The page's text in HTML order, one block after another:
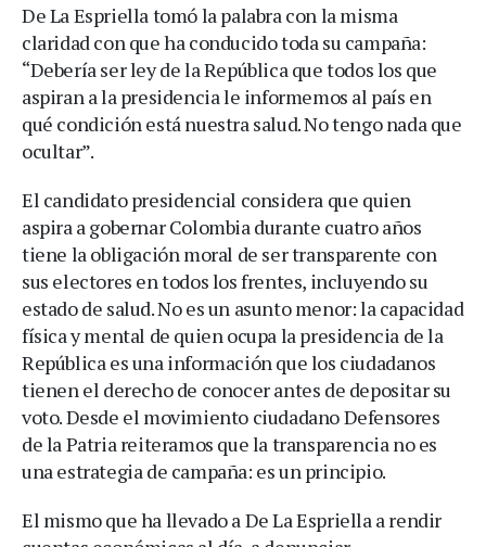
De La Espriella tomó la palabra con la misma
claridad con que ha conducido toda su campaña:
“Debería ser ley de la República que todos los que
aspiran a la presidencia le informemos al país en
qué condición está nuestra salud. No tengo nada que
ocultar”.
El candidato presidencial considera que quien
aspira a gobernar Colombia durante cuatro años
tiene la obligación moral de ser transparente con
sus electores en todos los frentes, incluyendo su
estado de salud. No es un asunto menor: la capacidad
física y mental de quien ocupa la presidencia de la
República es una información que los ciudadanos
tienen el derecho de conocer antes de depositar su
voto. Desde el movimiento ciudadano Defensores
de la Patria reiteramos que la transparencia no es
una estrategia de campaña: es un principio.
El mismo que ha llevado a De La Espriella a rendir